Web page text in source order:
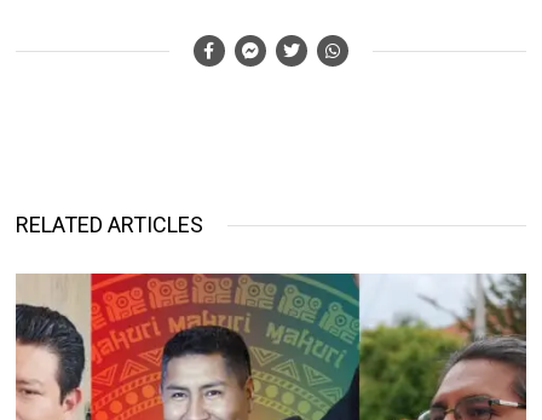
RELATED ARTICLES